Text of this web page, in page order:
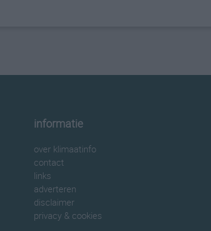
informatie
over klimaatinfo
contact
links
adverteren
disclaimer
privacy & cookies